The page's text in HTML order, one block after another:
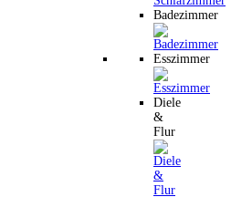
Badezimmer
Esszimmer
Diele
&
Flur